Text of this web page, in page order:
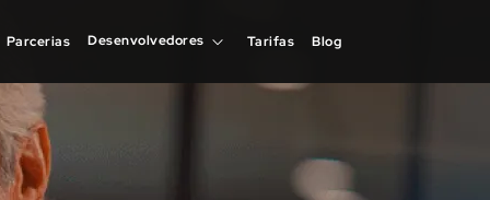
Parcerias Desenvolvedores Tarifas Blog
Parcerias Desenvolvedores Tarifas Blog